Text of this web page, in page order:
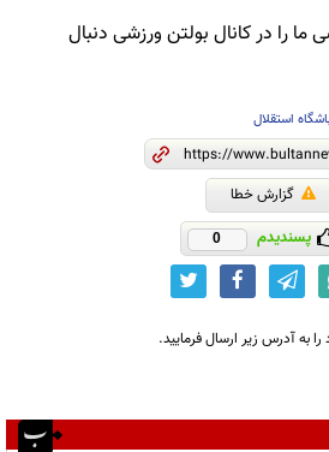
را در کانال بولتن ورزشی دنبال
استقلال
گزارش خطا
پسندیدم 0
به آدرس زیر ارسال فرمایید.